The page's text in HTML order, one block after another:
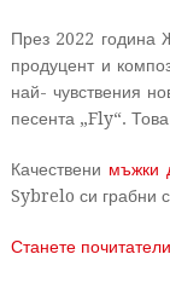
През 2022 година
продуцент и
най- чувствения
песента „Fly“.
Качествени мъжки
Sybrelo си грабни
Станете